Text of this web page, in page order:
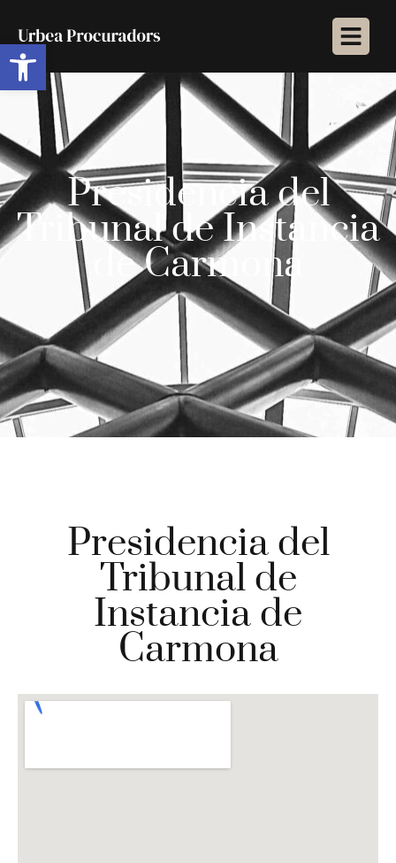
Abrir barra de herramientas
Presidencia del
Tribunal de Instancia
de Carmona
Presidencia del
Tribunal de
Instancia de
Carmona